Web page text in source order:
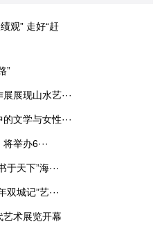
观” 走好“赶
”
展现山水艺···
文学与女性···
举办6···
天下”海···
城记”艺···
艺术展览开幕